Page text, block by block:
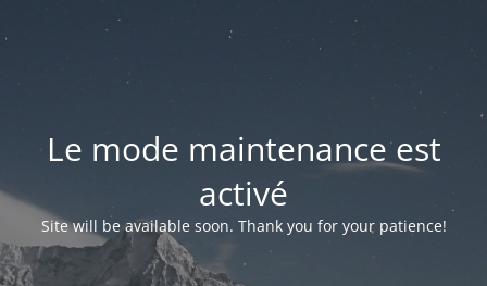
Le mode maintenance est
activé
Site will be available soon. Thank you for your patience!